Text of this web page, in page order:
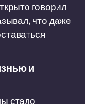
говорил
что даже
и
стало